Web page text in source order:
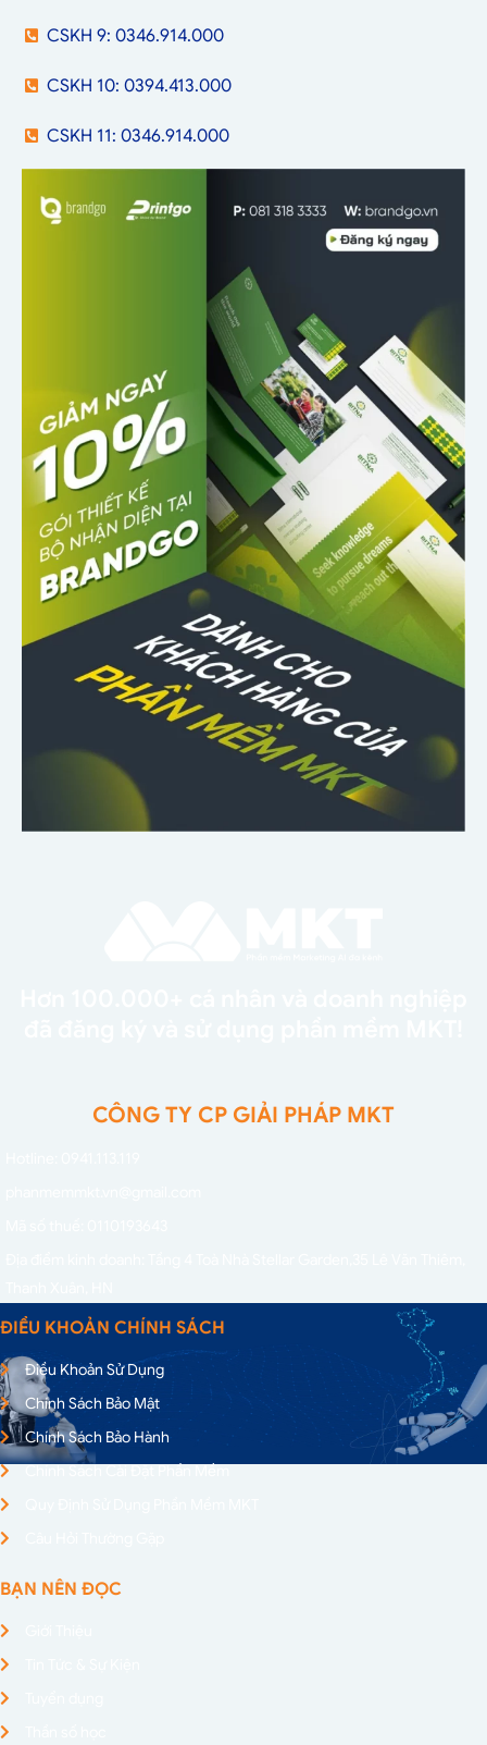
CSKH 9: 0346.914.000
CSKH 10: 0394.413.000
CSKH 11: 0346.914.000
CÔNG TY CP GIẢI PHÁP MKT
ĐIỀU KHOẢN CHÍNH SÁCH
Điều Khoản Sử Dụng
Chính Sách Bảo Mật
Chính Sách Bảo Hành
BẠN NÊN ĐỌC